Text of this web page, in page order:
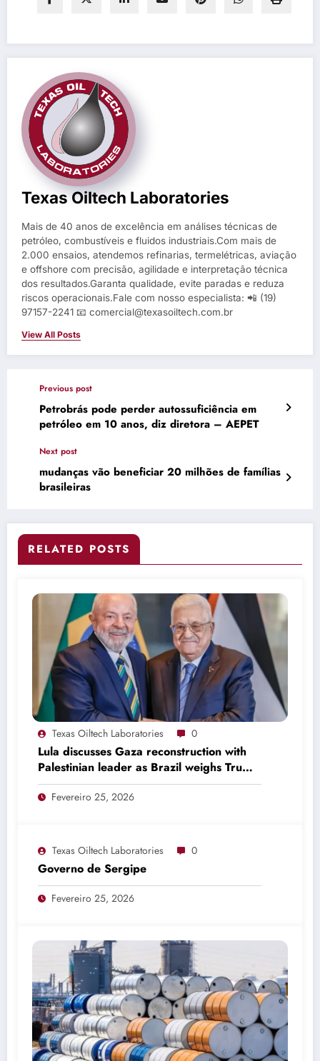
Texas Oiltech Laboratories
Mais de 40 anos de excelência em análises técnicas de
petróleo, combustíveis e fluidos industriais.Com mais de
2.000 ensaios, atendemos refinarias, termelétricas, aviação
e offshore com precisão, agilidade e interpretação técnica
dos resultados.Garanta qualidade, evite paradas e reduza
riscos operacionais.Fale com nosso especialista: 📲 (19)
97157-2241 📧 comercial@texasoiltech.com.br
View All Posts
Previous post
Petrobrás pode perder autossuficiência em
petróleo em 10 anos, diz diretora – AEPET
Next post
mudanças vão beneficiar 20 milhões de famílias
brasileiras
RELATED POSTS
Texas Oiltech Laboratories 0
Lula discusses Gaza reconstruction with
Palestinian leader as Brazil weighs Trump
invitation
Fevereiro 25, 2026
Texas Oiltech Laboratories 0
Governo de Sergipe
Fevereiro 25, 2026